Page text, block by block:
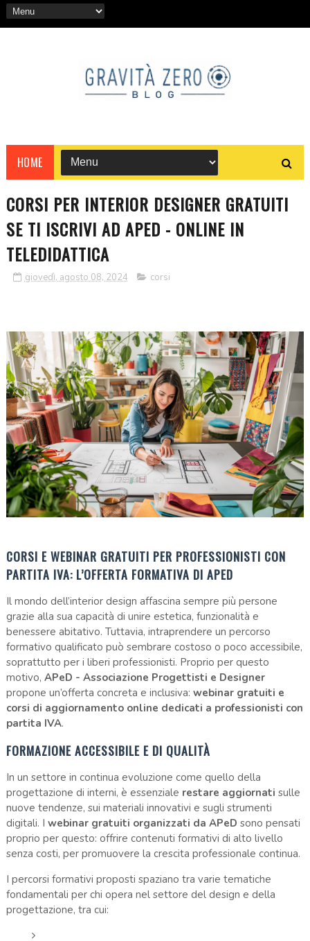
HOME
CORSI PER INTERIOR DESIGNER GRATUITI
SE TI ISCRIVI AD APED - ONLINE IN
TELEDIDATTICA
giovedì, agosto 08, 2024 corsi
CORSI E WEBINAR GRATUITI PER PROFESSIONISTI CON
PARTITA IVA: L’OFFERTA FORMATIVA DI APED
Il mondo dell’interior design affascina sempre più persone
grazie alla sua capacità di unire estetica, funzionalità e
benessere abitativo. Tuttavia, intraprendere un percorso
formativo qualificato può sembrare costoso o poco accessibile,
soprattutto per i liberi professionisti. Proprio per questo
motivo, APeD - Associazione Progettisti e Designer
propone un’offerta concreta e inclusiva: webinar gratuiti e
corsi di aggiornamento online dedicati a professionisti con
partita IVA.
FORMAZIONE ACCESSIBILE E DI QUALITÀ
In un settore in continua evoluzione come quello della
progettazione di interni, è essenziale restare aggiornati sulle
nuove tendenze, sui materiali innovativi e sugli strumenti
digitali. I webinar gratuiti organizzati da APeD sono pensati
proprio per questo: offrire contenuti formativi di alto livello
senza costi, per promuovere la crescita professionale continua.
I percorsi formativi proposti spaziano tra varie tematiche
fondamentali per chi opera nel settore del design e della
progettazione, tra cui: